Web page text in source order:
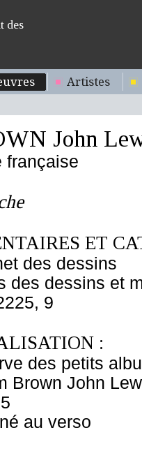
des
Artistes
John
française
ET
des dessins
des dessins et
9
:
des petits
Brown John
au verso